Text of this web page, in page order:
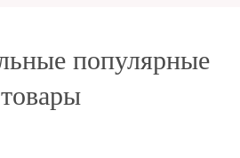
популярные
товары